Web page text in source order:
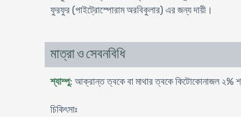
ফুরফুর (পাইট্রোস্পোরাম অরবিকুলার) এর জন্য দায়ী।
মাত্রা ও সেবনবিধি
শ্যাম্পু: আক্রান্ত ত্বকে বা মাথার ত্বকে কিটোকোনাজল ২%
চিকিৎসাঃ